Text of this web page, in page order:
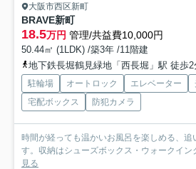
大阪市西区新町
BRAVE新町
18.5万円 管理/共益費10,000円
50.44㎡ (1LDK) /築3年 /11階建
地下鉄長堀鶴見緑地「西長堀」駅 徒歩2
駐輪場 オートロック エレベーター
宅配ボックス
防犯カメラ
時間が経っても温かいお風呂を楽しめる、
す。収納はシューズボックス・ウォークイン
見る